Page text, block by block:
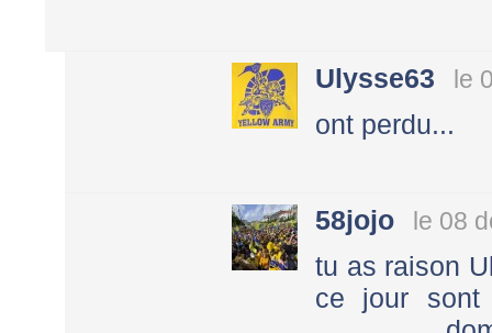
Ulysse63 le
ont perdu...
58jojo le 08
tu as raison
ce jour sont